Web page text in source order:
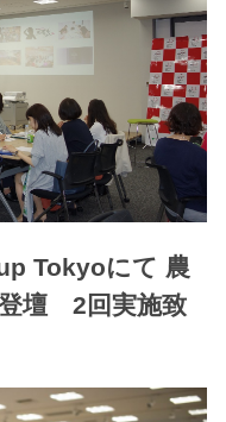
Tokyoにて 農
壇 2回実施致